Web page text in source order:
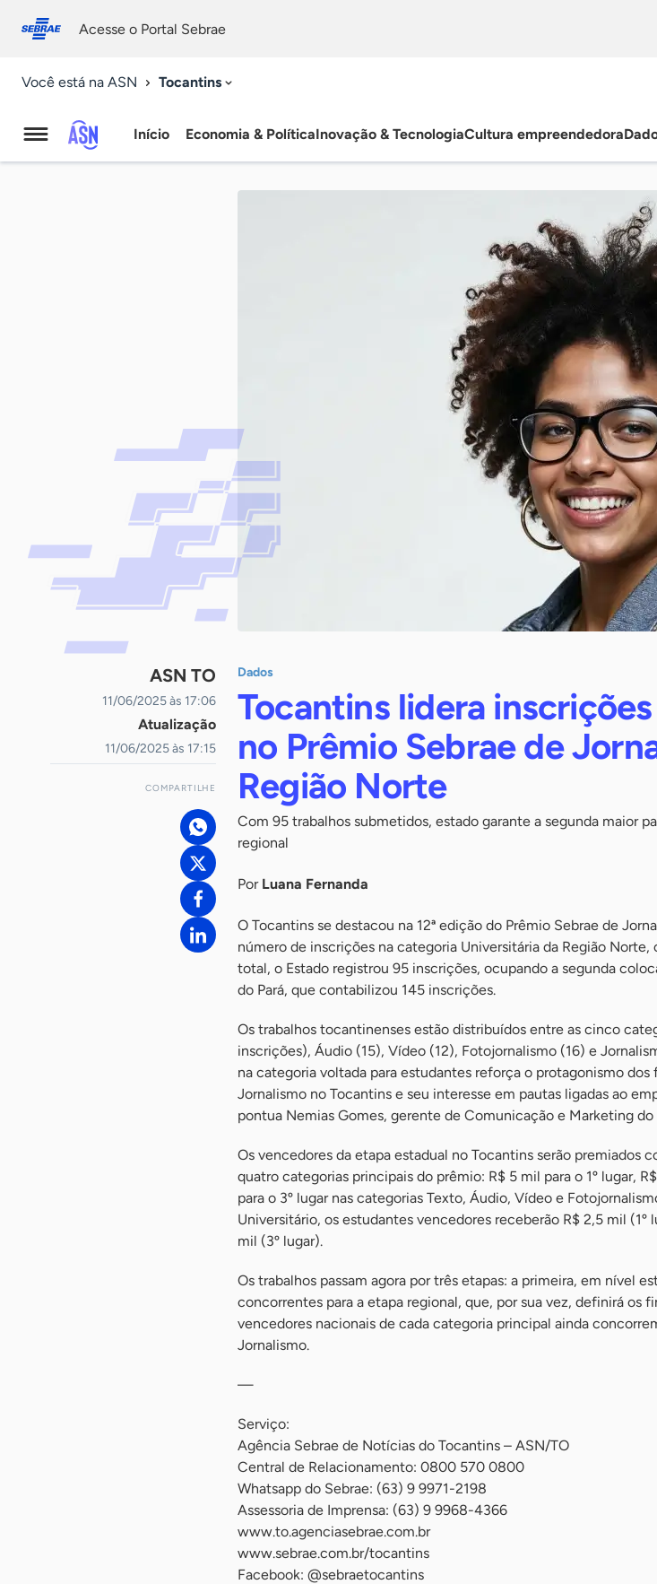
conosco
Acesse o Portal Sebrae
Você está na ASN Tocantins
Agência
Início Economia & PolíticaInovação & TecnologiaCultura empreendedora
ASN TO
11/06/2025 às 17:06
Atualização
11/06/2025 às 17:15
COMPARTILHE
Dados
Tocantins lidera
no Prêmio Sebrae de
Região Norte
Com 95 trabalhos submetidos, estado garante a segunda maior
regional
Por Luana Fernanda
O Tocantins se destacou na 12ª edição do Prêmio Sebrae de
número de inscrições na categoria Universitária da Região Norte,
total, o Estado registrou 95 inscrições, ocupando a segunda
do Pará, que contabilizou 145 inscrições.
Os trabalhos tocantinenses estão distribuídos entre as cinco
inscrições), Áudio (15), Vídeo (12), Fotojornalismo (16) e
na categoria voltada para estudantes reforça o protagonismo dos
Jornalismo no Tocantins e seu interesse em pautas ligadas ao
pontua Nemias Gomes, gerente de Comunicação e Marketing do
Os vencedores da etapa estadual no Tocantins serão premiados
quatro categorias principais do prêmio: R$ 5 mil para o 1º lugar,
para o 3º lugar nas categorias Texto, Áudio, Vídeo e
Universitário, os estudantes vencedores receberão R$ 2,5 mil (1º
mil (3º lugar).
Os trabalhos passam agora por três etapas: a primeira, em nível
concorrentes para a etapa regional, que, por sua vez, definirá os
vencedores nacionais de cada categoria principal ainda
Jornalismo.
—
Serviço:
Agência Sebrae de Notícias do Tocantins – ASN/TO
Central de Relacionamento: 0800 570 0800
Whatsapp do Sebrae: (63) 9 9971-2198
Assessoria de Imprensa: (63) 9 9968-4366
www.to.agenciasebrae.com.br
www.sebrae.com.br/tocantins
Facebook: @sebraetocantins